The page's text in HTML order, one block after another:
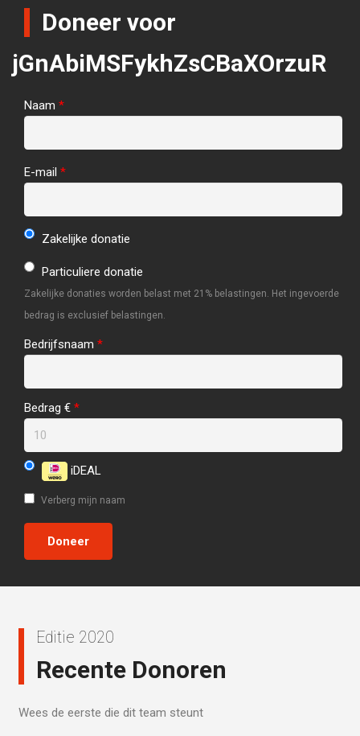
Doneer voor
jGnAbiMSFykhZsCBaXOrzuR
Naam *
E-mail *
Zakelijke donatie
Particuliere donatie
Zakelijke donaties worden belast met 21% belastingen. Het ingevoerde
bedrag is exclusief belastingen.
Bedrijfsnaam *
Bedrag € *
iDEAL
Verberg mijn naam
Editie 2020
Recente Donoren
Wees de eerste die dit team steunt